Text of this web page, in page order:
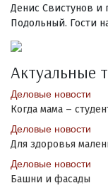
Денис Свистунов и
Подольный. Гости
Актуальные
Деловые новости
Когда мама –
Деловые новости
Для здоровья
Деловые новости
Башни и фасады